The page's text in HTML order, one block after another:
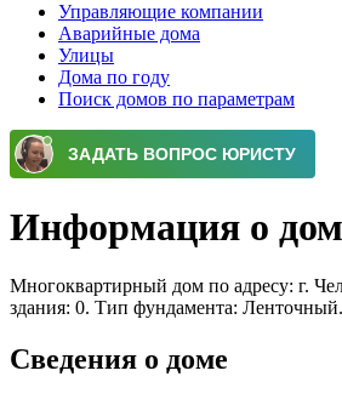
Главное меню
Управляющие компании
Аварийные дома
Улицы
Дома по году
Поиск домов по параметрам
Информация о
Многоквартирный дом по адресу: г.
здания: 0. Тип фундамента:
Сведения о доме